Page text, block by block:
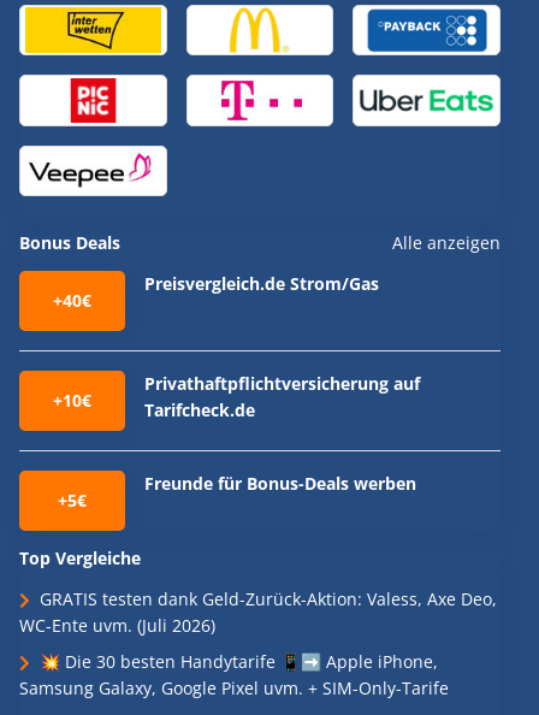
Bonus Deals Alle anzeigen
+40€
Preisvergleich.de Strom/Gas
+10€
Privathaftpflichtversicherung auf
Tarifcheck.de
+5€
Freunde für Bonus-Deals werben
Top Vergleiche
GRATIS testen dank Geld-Zurück-Aktion: Valess, Axe Deo,
WC-Ente uvm. (Juli 2026)
💥 Die 30 besten Handytarife 📱➡️ Apple iPhone,
Samsung Galaxy, Google Pixel uvm. + SIM-Only-Tarife